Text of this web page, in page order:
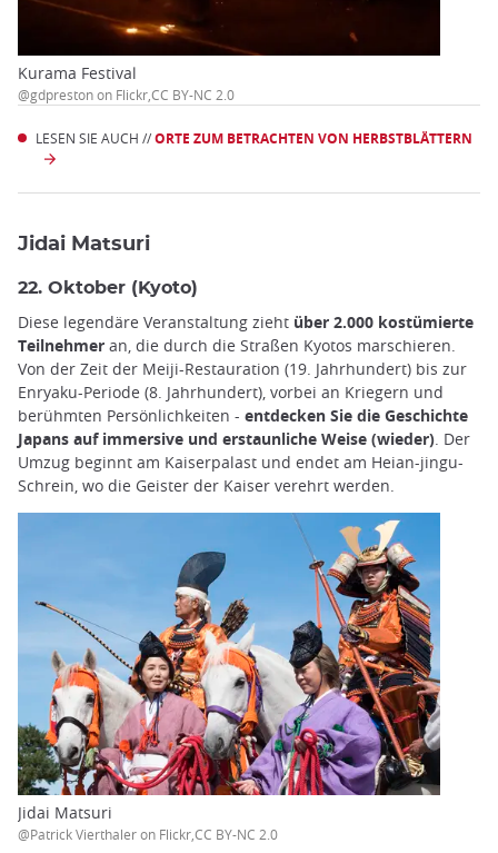
Kurama Festival
@gdpreston on Flickr,CC BY-NC 2.0
LESEN SIE AUCH //ORTE ZUM BETRACHTEN VON HERBSTBLÄTTERN
Jidai Matsuri
22. Oktober (Kyoto)
Diese legendäre Veranstaltung zieht über 2.000 kostümierte
Teilnehmer an, die durch die Straßen Kyotos marschieren.
Von der Zeit der Meiji-Restauration (19. Jahrhundert) bis zur
Enryaku-Periode (8. Jahrhundert), vorbei an Kriegern und
berühmten Persönlichkeiten - entdecken Sie die Geschichte
Japans auf immersive und erstaunliche Weise (wieder). Der
Umzug beginnt am Kaiserpalast und endet am Heian-jingu-
Schrein, wo die Geister der Kaiser verehrt werden.
Jidai Matsuri
@Patrick Vierthaler on Flickr,CC BY-NC 2.0